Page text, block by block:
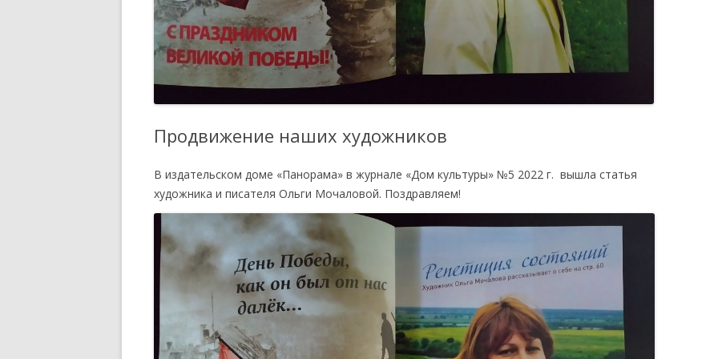
ПОЛОЖЕНИЕ ОБ УЧАСТИИ
ЧЛЕНОВ ТСПХ В
ЭКСПОЗИЦИОННОМ ПРОЕКТЕ
ПЕРВАЯ ПАЕВАЯ ГАЛЕРЕЯ
ЧЛЕНОВ ТСПХ«ЭЛИЗИУМ» —
О ВОССТАНОВЛЕНИИ В РЯДАХ
СПИСОК НАГРАЖДЕННЫХ
ПОЧЕТНОЙ МЕДАЛЬЮ ТСПХ
Продвижение наших художников
В издательском доме «Панорама» в журнале «Дом культуры» №5 2022 г. вышла статья
художника и писателя Ольги Мочаловой. Поздравляем!